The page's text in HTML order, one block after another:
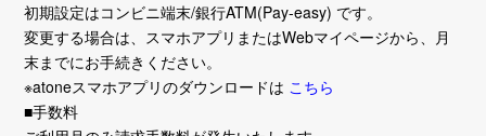
初期設定はコンビニ端末/銀行ATM(Pay-easy) です。
変更する場合は、スマホアプリまたはWebマイページから、月
末までにお手続きください。
※atoneスマホアプリのダウンロードは こちら
■手数料